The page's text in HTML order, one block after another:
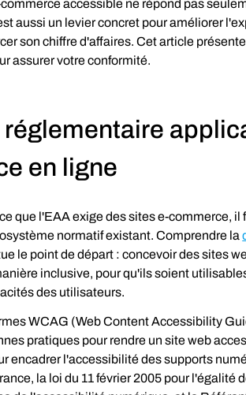
accessible ne répond pas
aussi un levier concret pour améliorer
son chiffre d'affaires. Cet article
assurer votre conformité.
réglementaire
en ligne
que l'EAA exige des sites e-commerce, il
normatif existant. Comprendre la
le point de départ : concevoir des sites
inclusive, pour qu'ils soient
des utilisateurs.
WCAG (Web Content Accessibility
pratiques pour rendre un site web
encadrer l'accessibilité des supports
la loi du 11 février 2005 pour l'égalité